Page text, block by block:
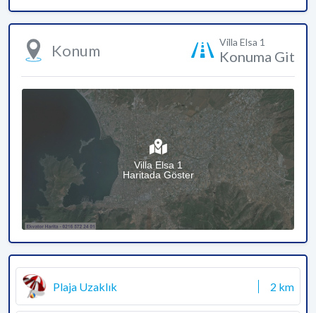
Konum Villa Elsa 1
Konuma Git
Villa Elsa 1
Haritada Göster
Plaja Uzaklık 2 km